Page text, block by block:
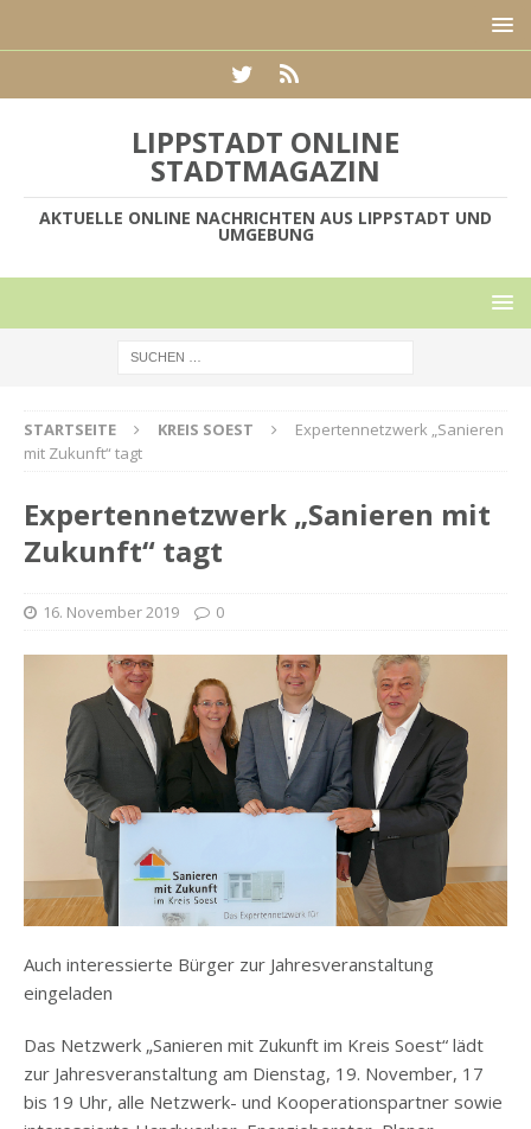
LIPPSTADT ONLINE
STADTMAGAZIN
AKTUELLE ONLINE NACHRICHTEN AUS LIPPSTADT UND
UMGEBUNG
STARTSEITE KREIS SOEST
Expertennetzwerk „Sanieren
mit Zukunft“ tagt
Expertennetzwerk „Sanieren mit
Zukunft“ tagt
16. November 2019 0
Auch interessierte Bürger zur Jahresveranstaltung
eingeladen
Das Netzwerk „Sanieren mit Zukunft im Kreis Soest“ lädt
zur Jahresveranstaltung am Dienstag, 19. November, 17
bis 19 Uhr, alle Netzwerk- und Kooperationspartner sowie